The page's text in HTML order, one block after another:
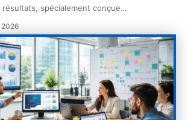
spécialement conçue…
2026